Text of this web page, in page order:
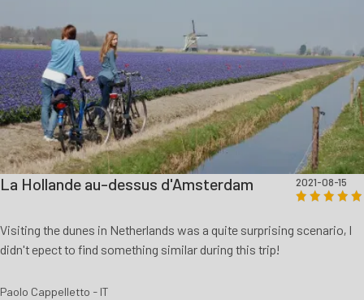
La Hollande au-dessus d'Amsterdam 2021-08-15
Visiting the dunes in Netherlands was a quite surprising scenario, I
didn't epect to find something similar during this trip!
Paolo Cappelletto - IT